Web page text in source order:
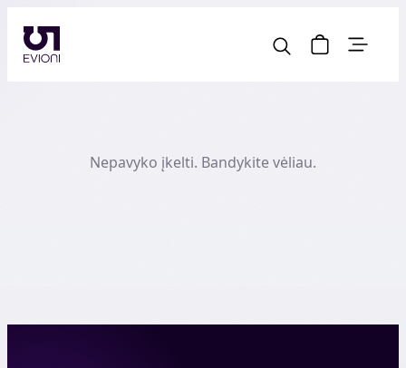
Nepavyko įkelti. Bandykite vėliau.